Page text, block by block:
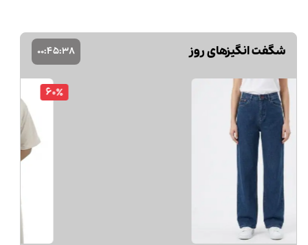
شگفت انگیزهای روز 00:45:37
57٪